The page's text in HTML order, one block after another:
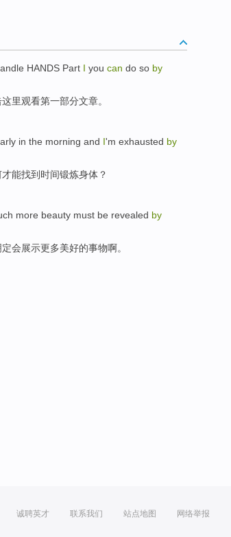
HANDS Part I you can do so by
这里观看第一部分文章。
in the morning and I'm exhausted by
才能找到 时间锻炼身体？
more beauty must be revealed by
定会展示更多美好的事物啊。
诚聘英才 联系我们 站点地图 网络举报